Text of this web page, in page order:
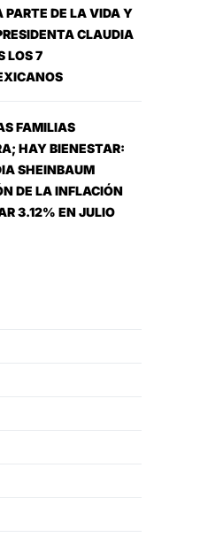
PARTE DE LA VIDA Y
CLAUDIA
LOS 7
FAMILIAS
HAY BIENESTAR:
SHEINBAUM
DE LA INFLACIÓN
3.12% EN JULIO